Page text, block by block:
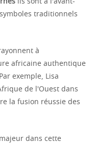
ils sont à l'avant-
traditionnels
à
africaine authentique
exemple, Lisa
de l'Ouest dans
la fusion réussie des
dans cette